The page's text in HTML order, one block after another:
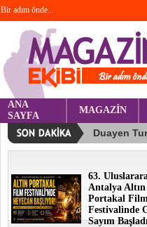
Bir adım önde...
ANA
SAYFA
MAGAZİN
63.
Antalya Altın
Portakal
Festivalinde
Sayım